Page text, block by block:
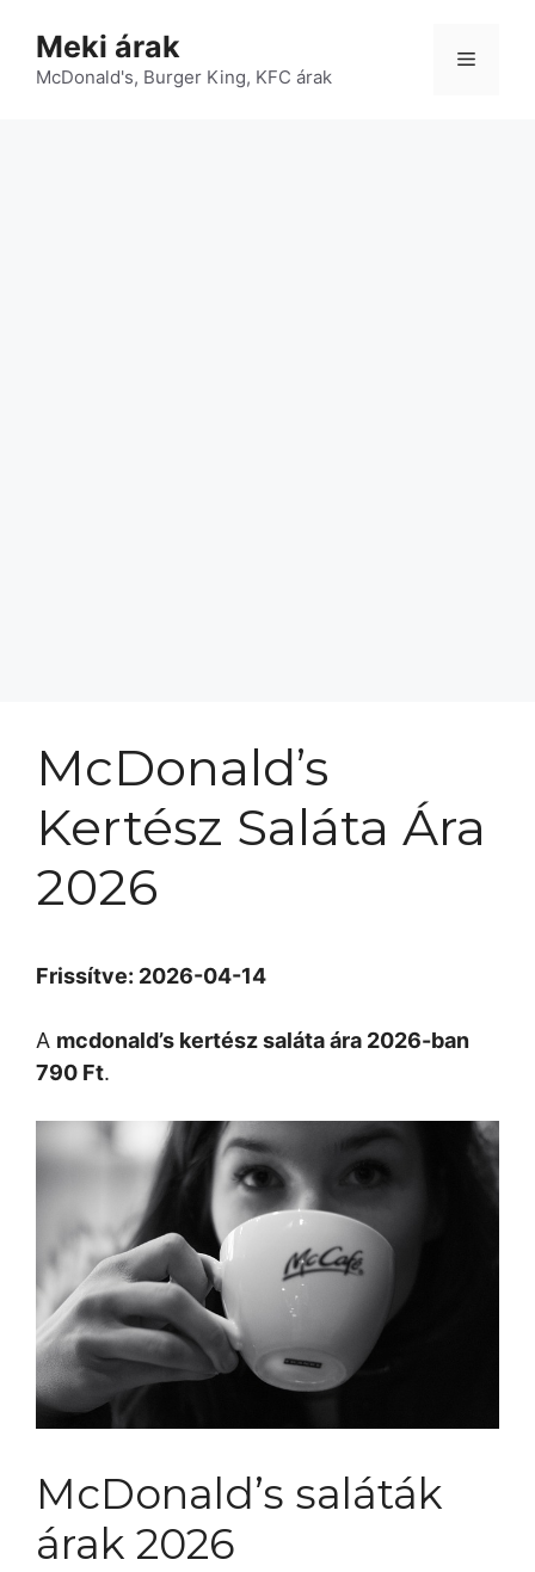
tartalomba
Meki árak
McDonald's, Burger King, KFC árak
Menü
McDonald’s
Kertész Saláta Ára
2026
Frissítve: 2026-04-14
A mcdonald’s kertész saláta ára 2026-ban
790 Ft.
McDonald’s saláták
árak 2026